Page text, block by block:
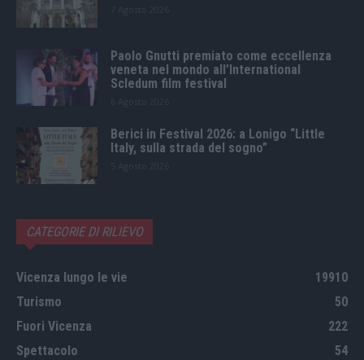
Paolo Gnutti premiato come eccellenza
veneta nel mondo all’International
Scledum film festival
Berici in Festival 2026: a Lonigo “Little
Italy, sulla strada del sogno”
CATEGORIE DI RILIEVO
Vicenza lungo le vie
19910
Turismo
50
Fuori Vicenza
222
Spettacolo
54